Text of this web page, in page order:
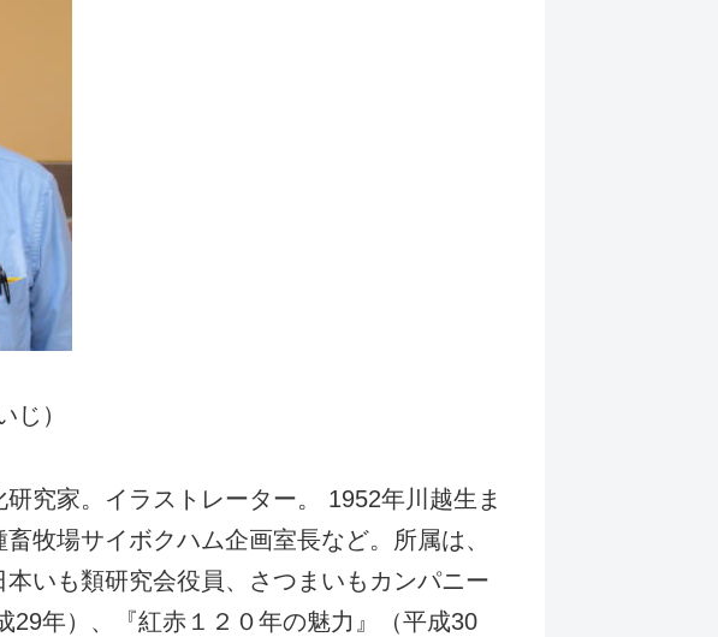
じ）
究家。イラストレーター。 1952年川越生ま
牧場サイボクハム企画室長など。所属は、
いも類研究会役員、さつまいもカンパニー
29年）、『紅赤１２０年の魅力』（平成30